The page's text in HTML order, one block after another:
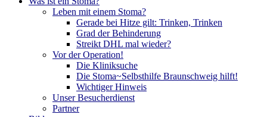
Leben mit einem Stoma?
Gerade bei Hitze gilt: Trinken, Trinken
Grad der Behinderung
Streikt DHL mal wieder?
Vor der Operation!
Die Kliniksuche
Die Stoma~Selbsthilfe Braunschweig hilft!
Wichtiger Hinweis
Unser Besucherdienst
Partner